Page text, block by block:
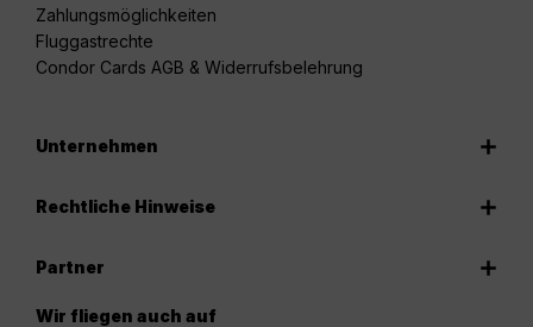
Zahlungsmöglichkeiten
Fluggastrechte
Condor Cards AGB & Widerrufsbelehrung
Unternehmen
Rechtliche Hinweise
Partner
Wir fliegen auch auf